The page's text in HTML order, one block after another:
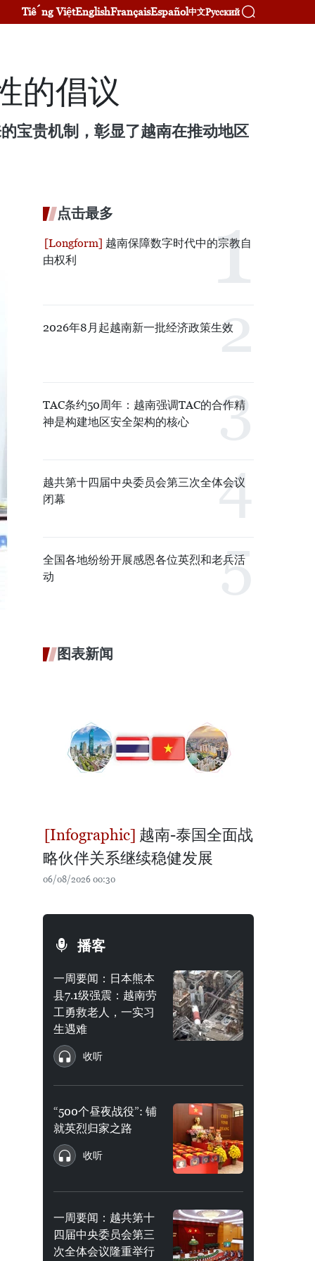
Tiếng ViệtEnglishFrançaisEspañol中文Русский
的倡议
宝贵机制，彰显了越南在推动地区
点击最多
越南保障数字时代中的宗教自
由权利
2026年8月起越南新一批经济政策生效
TAC条约50周年：越南强调TAC的合作精
神是构建地区安全架构的核心
越共第十四届中央委员会第三次全体会议
闭幕
全国各地纷纷开展感恩各位英烈和老兵活
动
图表新闻
越南-泰国全面战
略伙伴关系继续稳健发展
06/08/2026 00:30
播客
一周要闻：日本熊本
县7.1级强震：越南劳
工勇救老人，一实习
生遇难
收听
“500个昼夜战役”: 铺
就英烈归家之路
收听
一周要闻：越共第十
四届中央委员会第三
次全体会议隆重举行